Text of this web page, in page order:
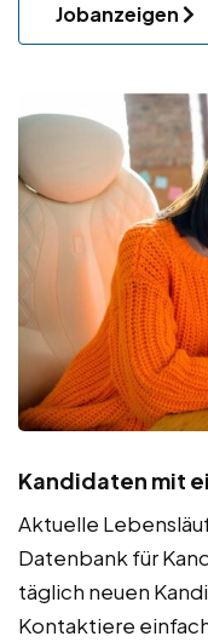
Jobanzeigen
Kandidaten mit
Aktuelle
Datenbank für
täglich neuen
Kontaktiere